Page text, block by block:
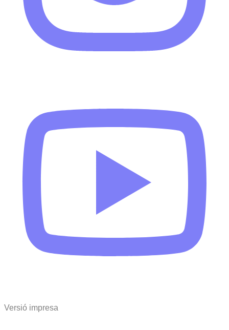
Versió impresa